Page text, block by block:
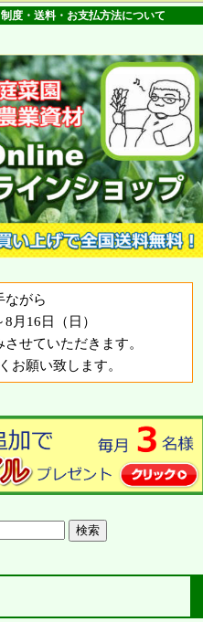
度・送料・お支払方法について
ながら
月16日（日）
せていただきます。
お願い致します。